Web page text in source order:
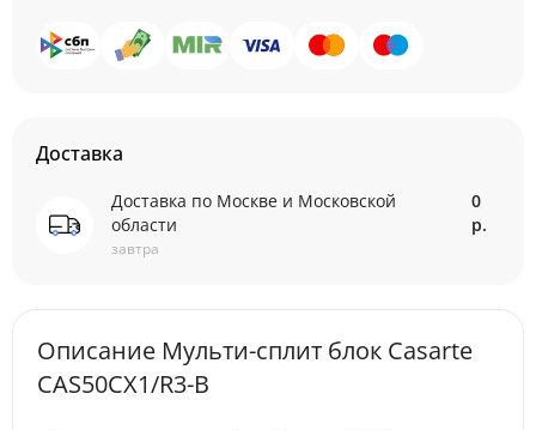
Доставка
Доставка по Москве и Московской
области
завтра
0
р.
Описание Мульти-сплит блок Casarte
CAS50CX1/R3-B